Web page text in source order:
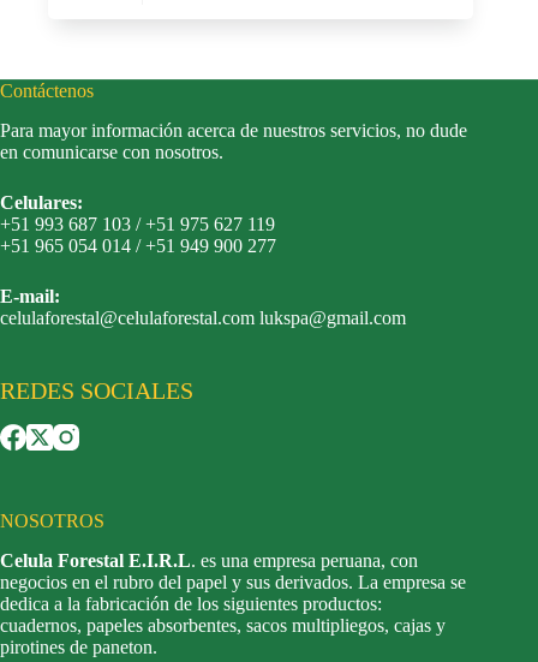
Contáctenos
Para mayor información acerca de nuestros servicios, no dude
en comunicarse con nosotros.
Celulares:
+51 993 687 103 / +51 975 627 119
+51 965 054 014 / +51 949 900 277
E-mail:
celulaforestal@celulaforestal.com lukspa@gmail.com
REDES SOCIALES
NOSOTROS
Celula Forestal E.I.R.L. es una empresa peruana, con
negocios en el rubro del papel y sus derivados. La empresa se
dedica a la fabricación de los siguientes productos:
cuadernos, papeles absorbentes, sacos multipliegos, cajas y
pirotines de paneton.